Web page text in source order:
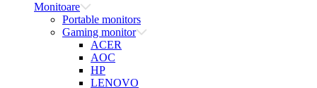
Monitoare
Portable monitors
Gaming monitor
ACER
AOC
HP
LENOVO